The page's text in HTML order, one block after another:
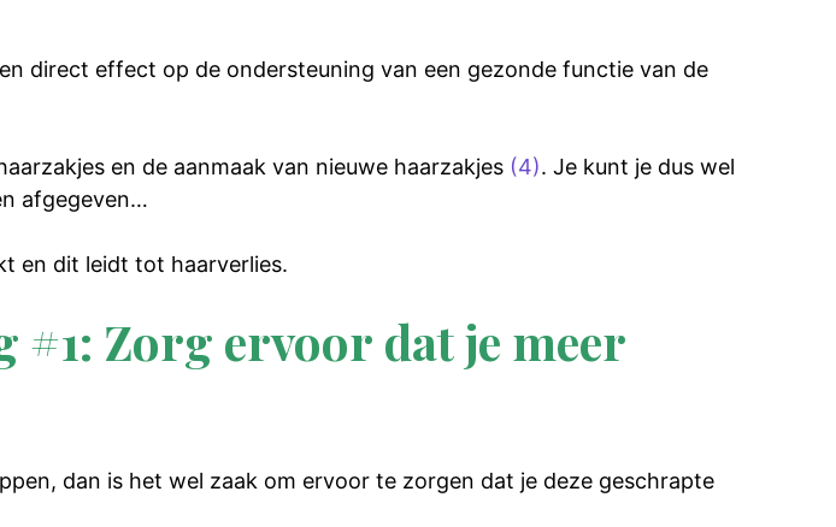
direct effect op de ondersteuning van een gezonde functie van de
en de aanmaak van nieuwe haarzakjes (4). Je kunt je dus wel
afgegeven…
en dit leidt tot haarverlies.
Zorg ervoor dat je meer
dan is het wel zaak om ervoor te zorgen dat je deze geschrapte